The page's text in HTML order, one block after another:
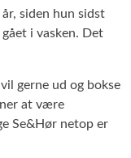
siden hun sidst
i vasken. Det
gerne ud og bokse
at være
Se&Hør netop er